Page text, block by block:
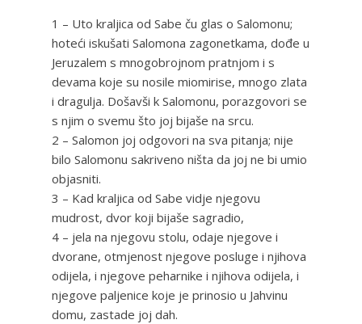
1 – Uto kraljica od Sabe ču glas o Salomonu;
hoteći iskušati Salomona zagonetkama, dođe u
Jeruzalem s mnogobrojnom pratnjom i s
devama koje su nosile miomirise, mnogo zlata
i dragulja. Došavši k Salomonu, porazgovori se
s njim o svemu što joj bijaše na srcu.
2 – Salomon joj odgovori na sva pitanja; nije
bilo Salomonu sakriveno ništa da joj ne bi umio
objasniti.
3 – Kad kraljica od Sabe vidje njegovu
mudrost, dvor koji bijaše sagradio,
4 – jela na njegovu stolu, odaje njegove i
dvorane, otmjenost njegove posluge i njihova
odijela, i njegove peharnike i njihova odijela, i
njegove paljenice koje je prinosio u Jahvinu
domu, zastade joj dah.